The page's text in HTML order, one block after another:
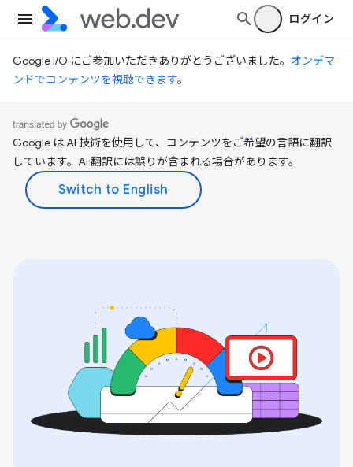
ログイン
Google I/O にご参加いただきありがとうございました。 オンデマ
ンドでコンテンツを視聴できます。
Google は AI 技術を使用して、コンテンツをご希望の言語に翻訳
しています。AI 翻訳には誤りが含まれる場合があります。